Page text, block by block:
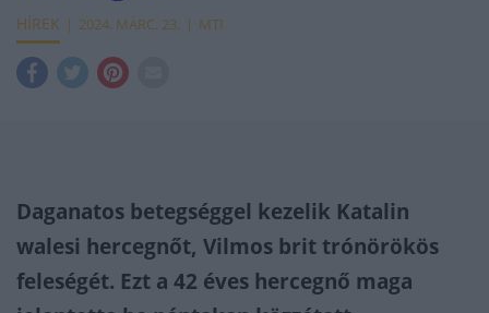
HÍREK 2024. MÁRC. 23. MTI
Daganatos betegséggel kezelik Katalin
walesi hercegnőt, Vilmos brit trónörökös
feleségét. Ezt a 42 éves hercegnő maga